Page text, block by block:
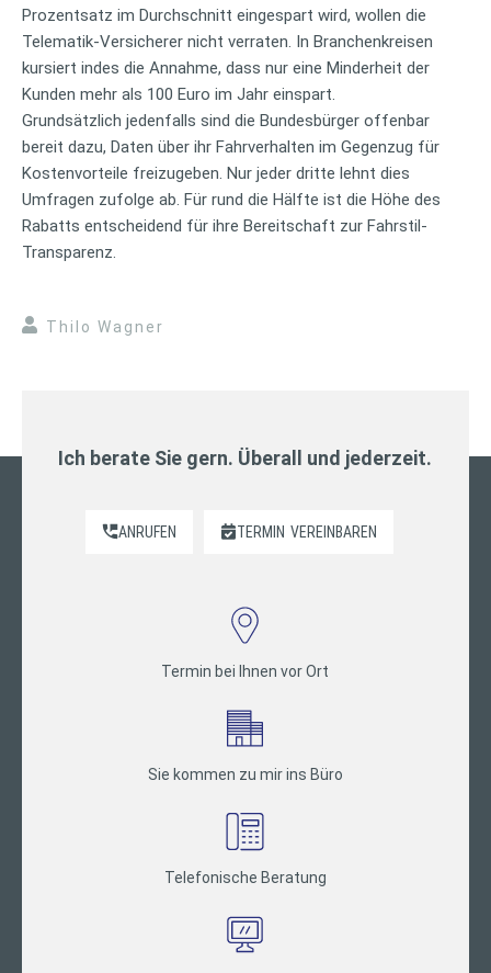
Prozentsatz im Durchschnitt eingespart wird, wollen die
Telematik-Versicherer nicht verraten. In Branchenkreisen
kursiert indes die Annahme, dass nur eine Minderheit der
Kunden mehr als 100 Euro im Jahr einspart.
Grundsätzlich jedenfalls sind die Bundesbürger offenbar
bereit dazu, Daten über ihr Fahrverhalten im Gegenzug für
Kostenvorteile freizugeben. Nur jeder dritte lehnt dies
Umfragen zufolge ab. Für rund die Hälfte ist die Höhe des
Rabatts entscheidend für ihre Bereitschaft zur Fahrstil-
Transparenz.
Thilo Wagner
Ich berate Sie gern. Überall und jederzeit.
ANRUFEN TERMIN VEREINBAREN
Termin bei Ihnen vor Ort
Sie kommen zu mir ins Büro
Telefonische Beratung